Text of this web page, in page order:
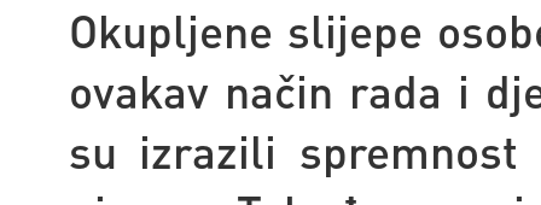
Okupljene slijepe
ovakav način rada i
su izrazili